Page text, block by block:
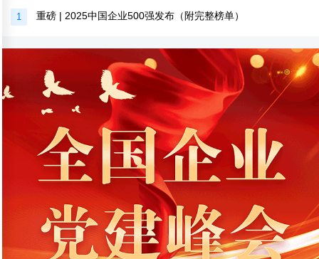
1 重磅 | 2025中国企业500强发布（附完整榜单）